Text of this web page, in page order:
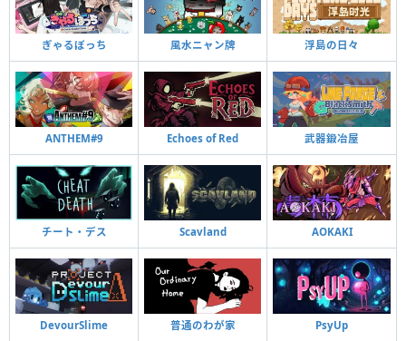
ぎゃるぼっち 風水ニャン牌 浮島の日々
ANTHEM#9 Echoes of Red 武器鍛冶屋
チート・デス Scavland AOKAKI
DevourSlime 普通のわが家 PsyUp